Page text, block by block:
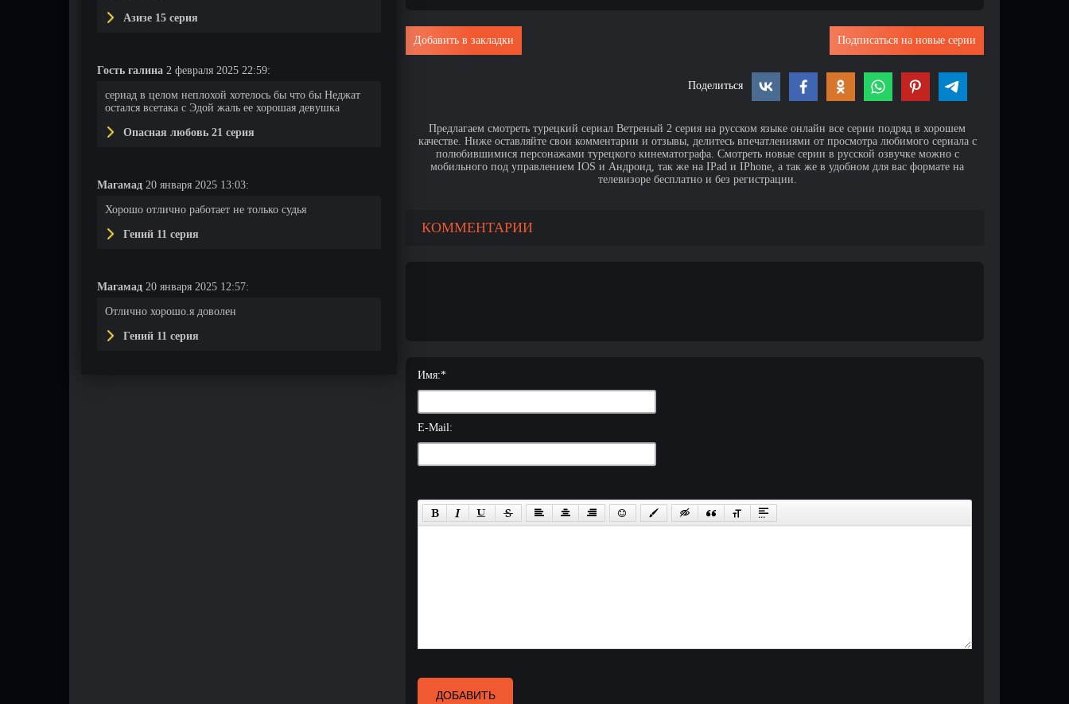
Азизе 15 серия
Гость галина 2 февраля 2025 22:59:
сериад в целом неплохой хотелось бы что бы Неджат
остался всетака с Эдой жаль ее хорошая девушка
Опасная любовь 21 серия
Магамад 20 января 2025 13:03:
Хорошо отлично работает не только судья
Гений 11 серия
Магамад 20 января 2025 12:57:
Отлично хорошо.я доволен
Гений 11 серия
Подписаться на новые серии
Добавить в закладки
Поделиться
Предлагаем смотреть турецкий сериал Ветреный 2 серия на русском языке онлайн все серии подряд в хорошем
качестве. Ниже оставляйте свои комментарии и отзывы, делитесь впечатлениями от просмотра любимого сериала с
полюбившимися персонажами турецкого кинематографа. Смотреть новые серии в русской озвучке можно с
мобильного под управлением IOS и Андроид, так же на IPad и IPhone, а так же в удобном для вас формате на
телевизоре бесплатно и без регистрации.
КОММЕНТАРИИ
Имя:*
E-Mail:
ДОБАВИТЬ